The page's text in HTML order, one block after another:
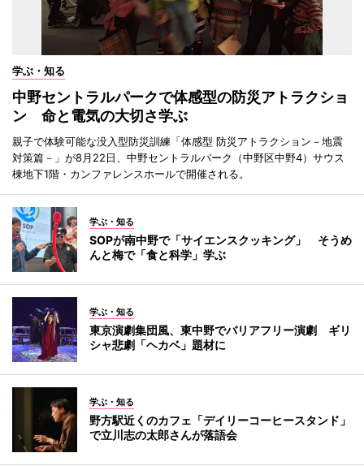
学ぶ・知る
中野セントラルパークで体感型の防災アトラクショ
ン 命と電気の大切さ学ぶ
親子で体験可能な没入型防災訓練「体感型 防災アトラクション－地震
対策篇－」が8月22日、中野セントラルパーク（中野区中野4）サウス
棟地下1階・カンファレンスホールで開催される。
学ぶ・知る
SOPが南中野で「サイエンスクッキング」 そうめ
んと梅で「食と科学」学ぶ
学ぶ・知る
東京演劇集団風、東中野でバリアフリー演劇 ギリ
シャ悲劇「ヘカベ」題材に
学ぶ・知る
野方駅近くのカフェ「デイリーコーヒースタンド」
で立川志の太郎さんが落語会